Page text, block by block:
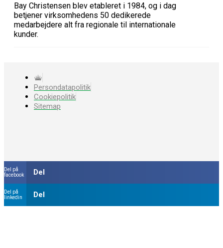
Bay Christensen blev etableret i 1984, og i dag
betjener virksomhedens 50 dedikerede
medarbejdere alt fra regionale til internationale
kunder.
Persondatapolitik
Cookiepolitik
Sitemap
Del på
facebook
Del
Del på
linkedin
Del